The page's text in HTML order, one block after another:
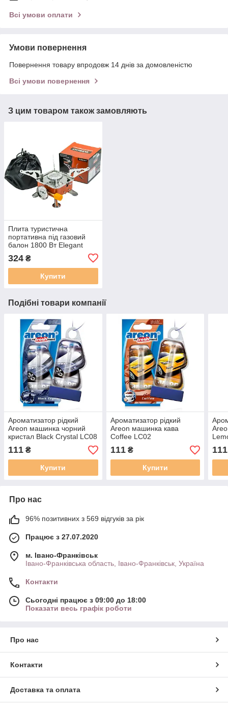
Всі умови оплати
Умови повернення
Повернення товару впродовж 14 днів за домовленістю
Всі умови повернення
З цим товаром також замовляють
Плита туристична
портативна під газовий
балон 1800 Вт Elegant
324 ₴
Купити
Подібні товари компанії
Ароматизатор рідкий
Areon машинка чорний
кристал Black Crystal LC08
111 ₴
Купити
Ароматизатор рідкий
Areon машинка кава
Coffee LC02
111₴
Купити
111
Про нас
96% позитивних з 569 відгуків за рік
Працює з 27.07.2020
м. Івано-Франківськ
Івано-Франківська область, Івано-Франківськ, Україна
Контакти
Сьогодні працює з 09:00 до 18:00
Показати весь графік роботи
Про нас
Контакти
Доставка та оплата